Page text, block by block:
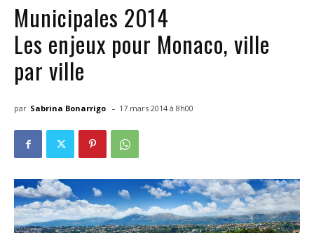
Municipales 2014
Les enjeux pour Monaco, ville
par ville
par Sabrina Bonarrigo - 17 mars 2014 à 8h00